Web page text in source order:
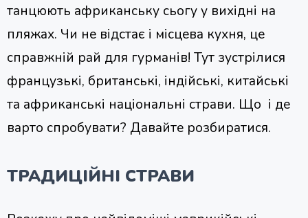
танцюють африканську сьогу у вихідні на
пляжах. Чи не відстає і місцева кухня, це
справжній рай для гурманів! Тут зустрілися
французькі, британські, індійські, китайські
та африканські національні страви. Що і де
варто спробувати? Давайте розбиратися.
ТРАДИЦІЙНІ СТРАВИ